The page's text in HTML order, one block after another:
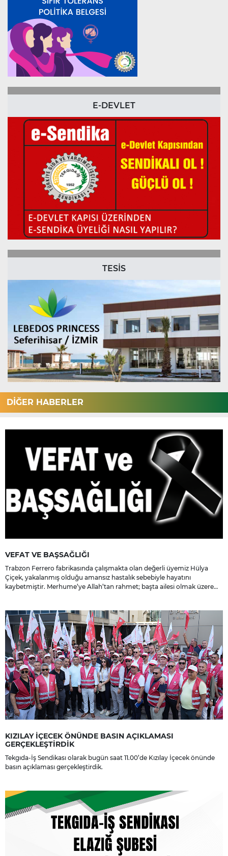
E-DEVLET
TESİS
DİĞER HABERLER
VEFAT VE BAŞSAĞLIĞI
Trabzon Ferrero fabrikasında çalışmakta olan değerli üyemiz Hülya
Çiçek, yakalanmış olduğu amansız hastalık sebebiyle hayatını
kaybetmiştir. Merhume’ye Allah’tan rahmet; başta ailesi olmak üzere
KIZILAY İÇECEK ÖNÜNDE BASIN AÇIKLAMASI
GERÇEKLEŞTİRDİK
Tekgıda-İş Sendikası olarak bugün saat 11.00’de Kızılay İçecek önünde
basın açıklaması gerçekleştirdik.